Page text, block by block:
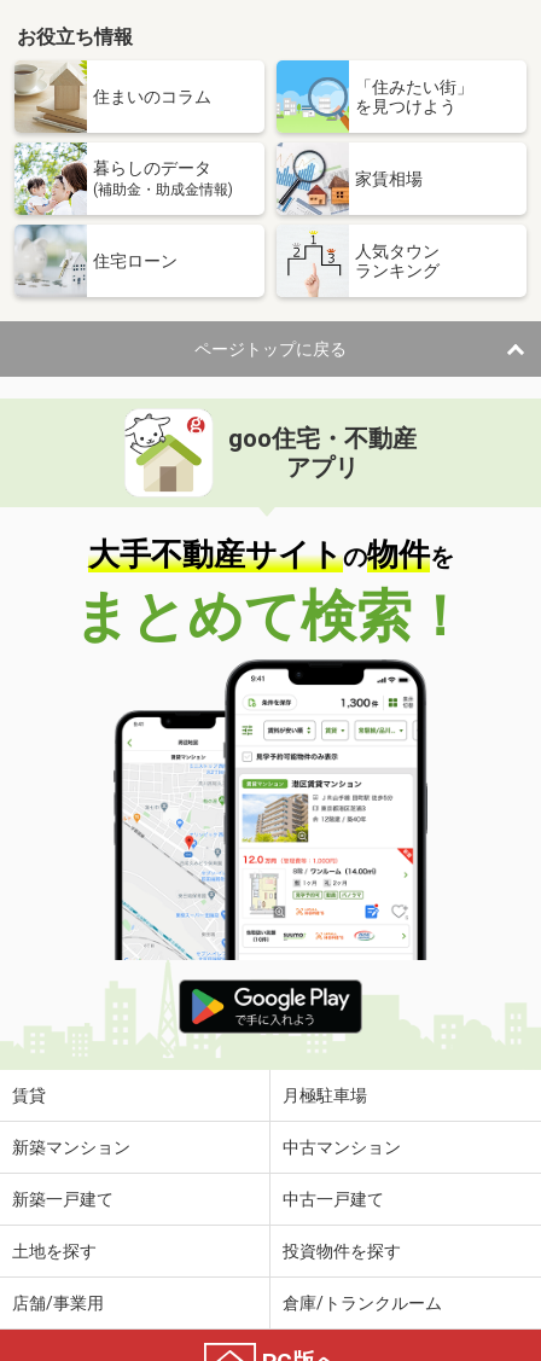
お役立ち情報
住まいのコラム
「住みたい街」
を見つけよう
暮らしのデータ
(補助金・助成金情報)
家賃相場
住宅ローン
人気タウン
ランキング
ページトップに戻る
goo住宅・不動産
アプリ
大手不動産サイトの物件を
まとめて検索！
賃貸 月極駐車場
新築マンション 中古マンション
新築一戸建て 中古一戸建て
土地を探す 投資物件を探す
店舗/事業用 倉庫/トランクルーム